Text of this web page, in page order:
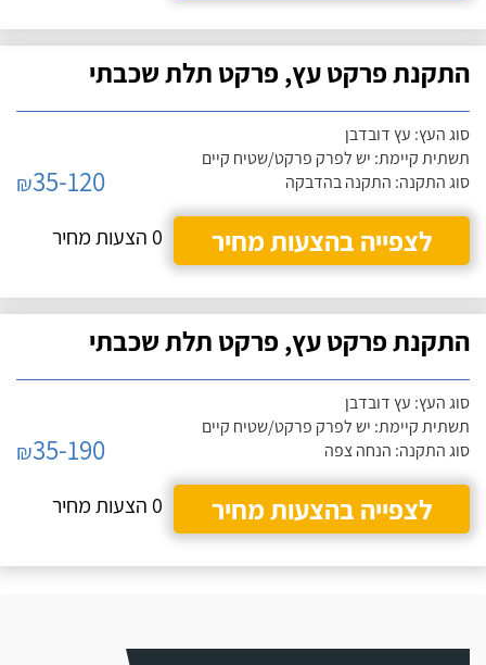
התקנת פרקט עץ, פרקט תלת שכבתי
סוג העץ: עץ דובדבן
תשתית קיימת: יש לפרק פרקט/שטיח קיים
סוג התקנה: התקנה בהדבקה
₪35-120
לצפייה בהצעות מחיר
0 הצעות מחיר
התקנת פרקט עץ, פרקט תלת שכבתי
סוג העץ: עץ דובדבן
תשתית קיימת: יש לפרק פרקט/שטיח קיים
סוג התקנה: הנחה צפה
₪35-190
לצפייה בהצעות מחיר
0 הצעות מחיר